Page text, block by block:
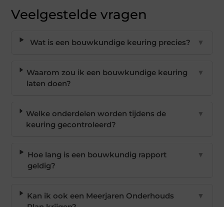
Veelgestelde vragen
Wat is een bouwkundige keuring precies? ▼
Waarom zou ik een bouwkundige keuring
laten doen?
▼
Welke onderdelen worden tijdens de
keuring gecontroleerd?
▼
Hoe lang is een bouwkundig rapport
geldig?
▼
Kan ik ook een Meerjaren Onderhouds
▼